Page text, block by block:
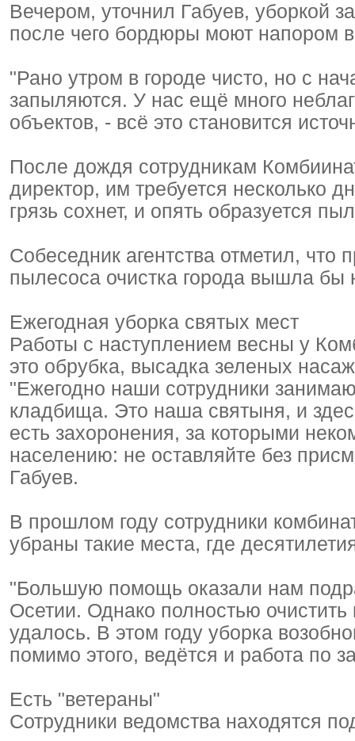
Вечером, уточнил Габуев, уборкой
после чего бордюры моют напором
"Рано утром в городе чисто, но с
запыляются. У нас ещё много
объектов, - всё это становится
После дождя сотрудникам
директор, им требуется несколько
грязь сохнет, и опять образуется
Собеседник агентства отметил, что
пылесоса очистка города вышла бы
Ежегодная уборка святых мест
Работы с наступлением весны у
это обрубка, высадка зеленых
"Ежегодно наши сотрудники
кладбища. Это наша святыня, и
есть захоронения, за которыми
населению: не оставляйте без
Габуев.
В прошлом году сотрудники
убраны такие места, где
"Большую помощь оказали нам
Осетии. Однако полностью
удалось. В этом году уборка
помимо этого, ведётся и работа по
Есть "ветераны"
Сотрудники ведомства находятся